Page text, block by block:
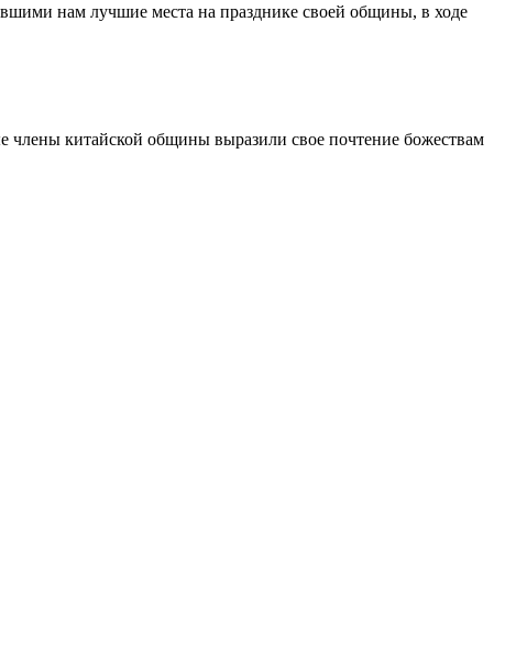
нам лучшие места на празднике своей общины, в ходе
китайской общины выразили свое почтение божествам